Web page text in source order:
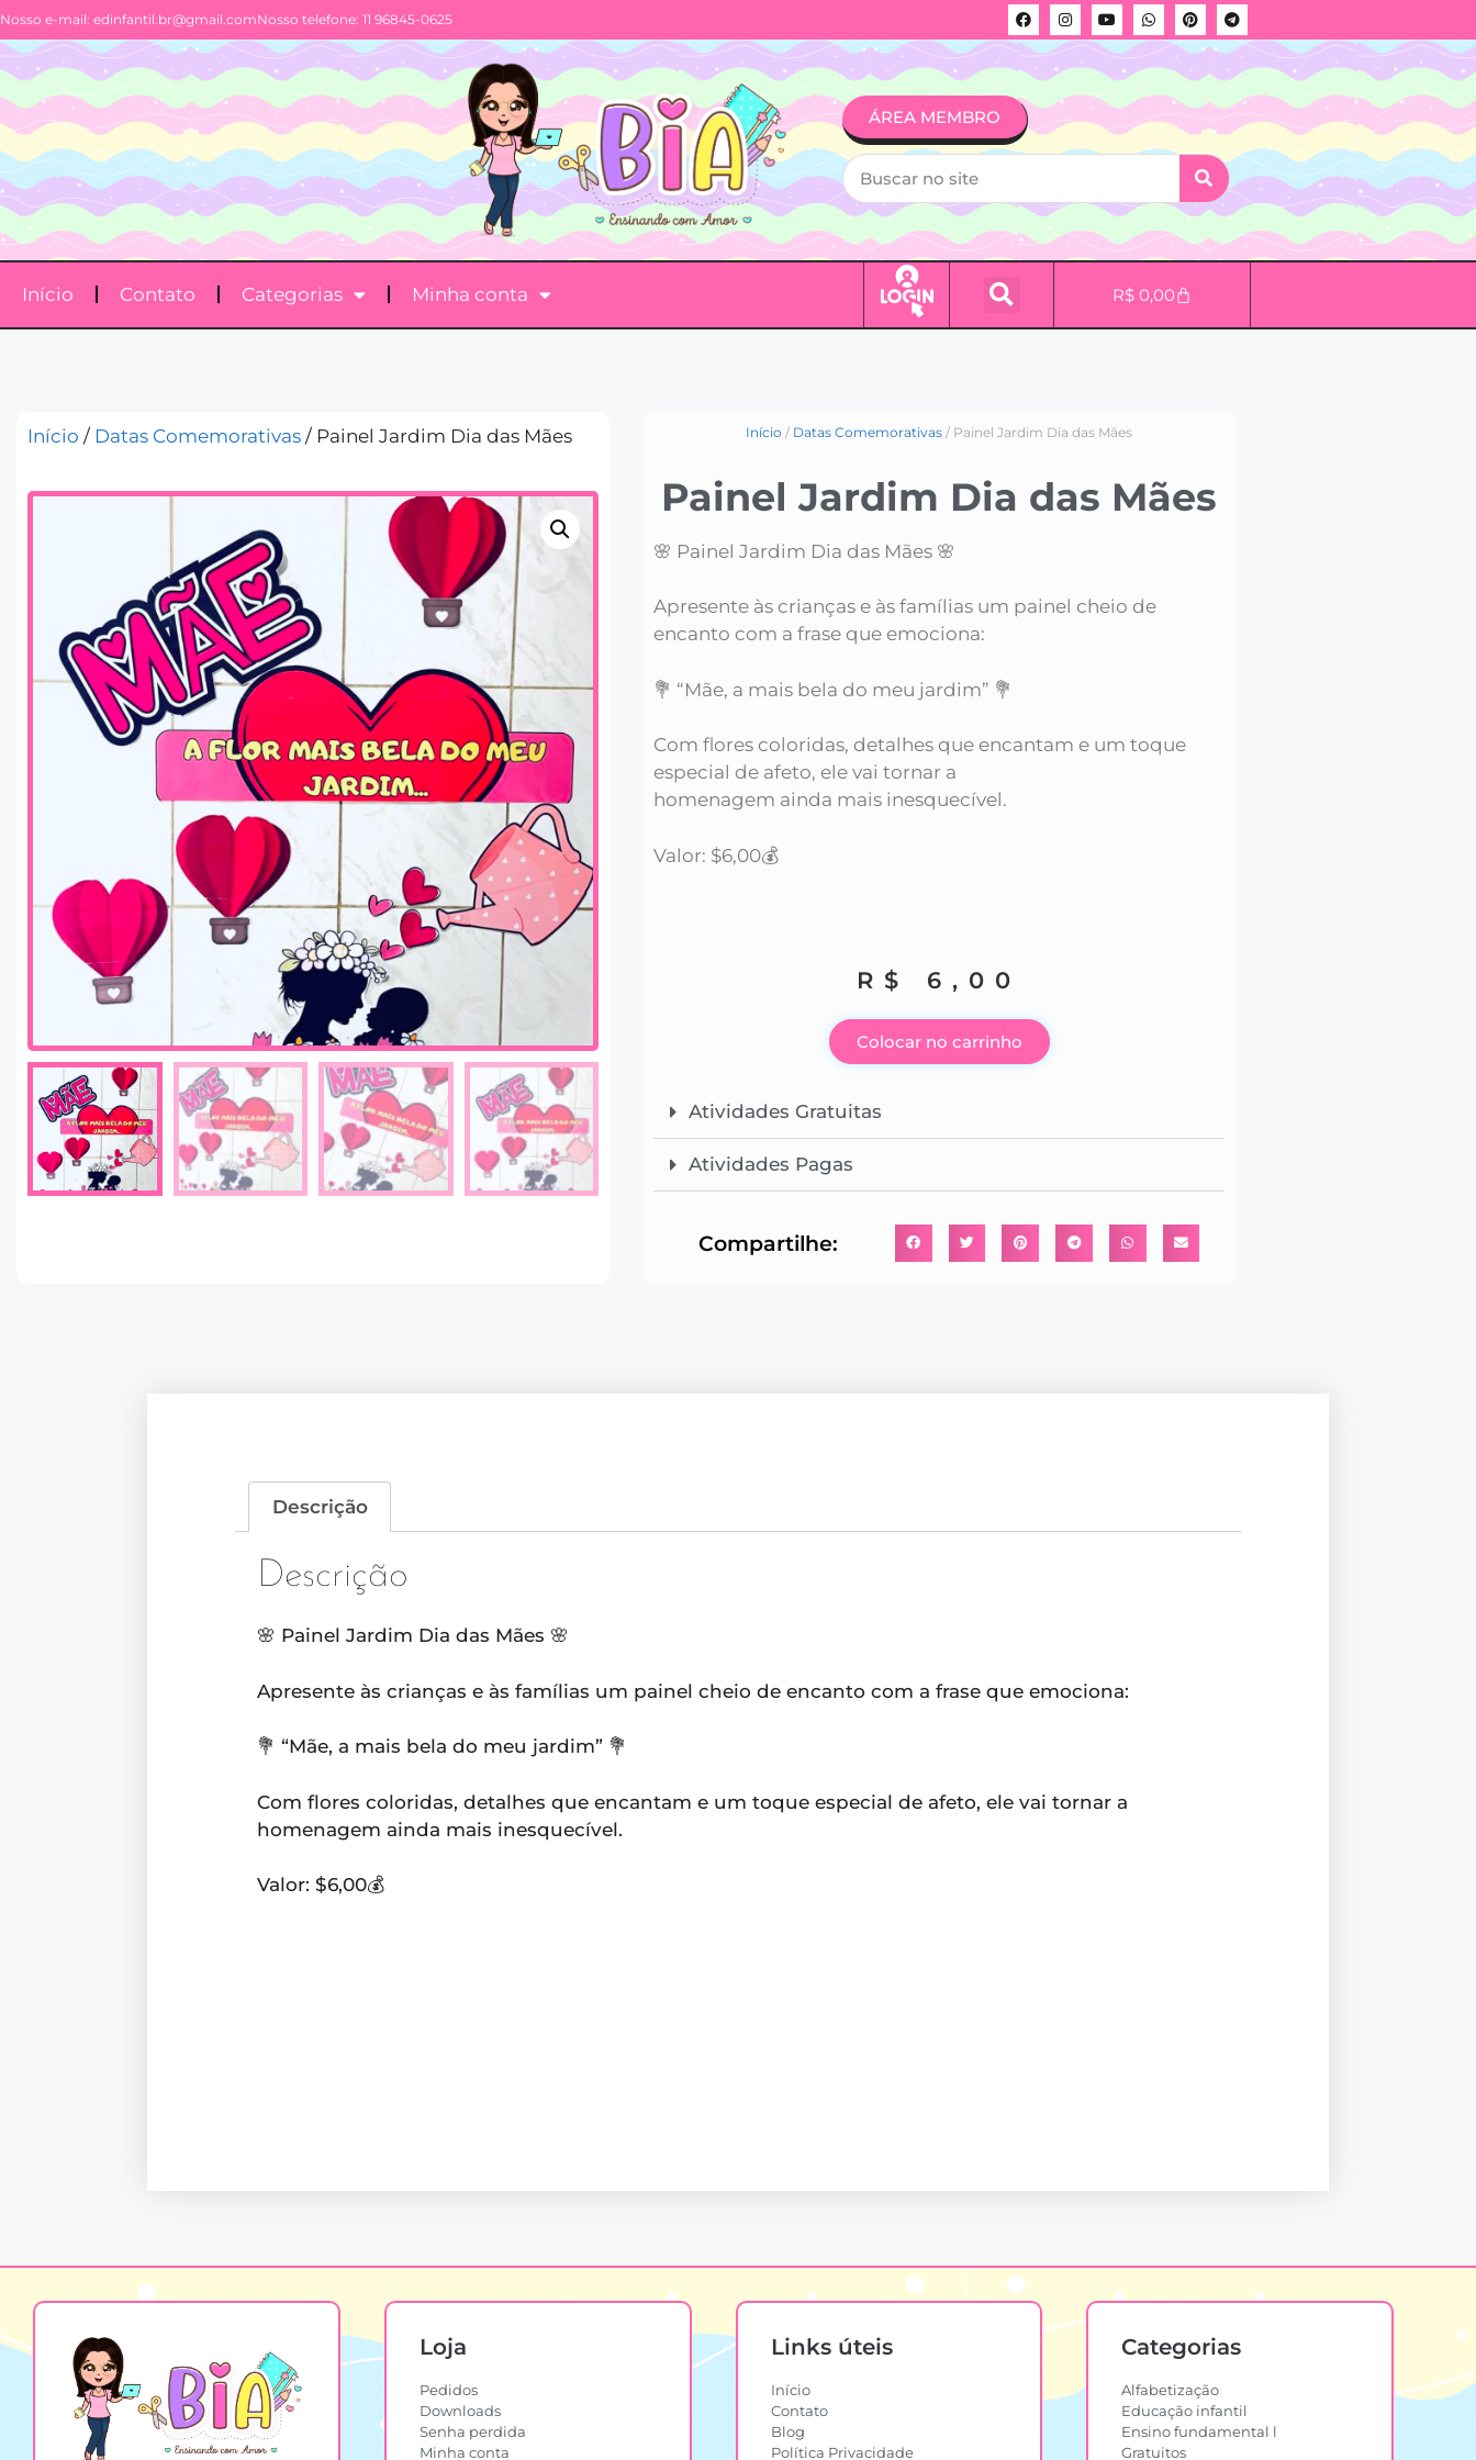
Nosso e-mail: edinfantil.br@gmail.comNosso telefone: 11 96845-0625
ÁREA MEMBRO
Início Contato Categorias Minha conta R$ 0,00
Início / Datas Comemorativas / Painel Jardim Dia das Mães Início / Datas Comemorativas / Painel Jardim Dia das Mães
Painel Jardim Dia das Mães
🌸 Painel Jardim Dia das Mães 🌸
Apresente às crianças e às famílias um painel cheio de
encanto com a frase que emociona:
💐 “Mãe, a mais bela do meu jardim” 💐
Com flores coloridas, detalhes que encantam e um toque
especial de afeto, ele vai tornar a
homenagem ainda mais inesquecível.
Valor: $6,00💰
R$ 6,00
Colocar no carrinho
Atividades Gratuitas
Atividades Pagas
Compartilhe:
Descrição
Descrição
🌸 Painel Jardim Dia das Mães 🌸
Apresente às crianças e às famílias um painel cheio de encanto com a frase que emociona:
💐 “Mãe, a mais bela do meu jardim” 💐
Com flores coloridas, detalhes que encantam e um toque especial de afeto, ele vai tornar a
homenagem ainda mais inesquecível.
Valor: $6,00💰
Loja
Pedidos
Downloads
Senha perdida
Minha conta
Links úteis
Início
Contato
Blog
Política Privacidade
Categorias
Alfabetização
Educação infantil
Ensino fundamental l
Gratuitos